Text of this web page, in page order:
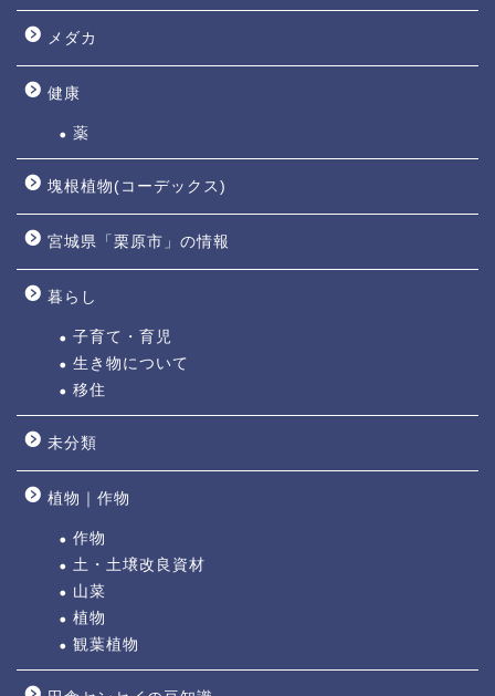
メダカ
健康
薬
塊根植物(コーデックス)
宮城県「栗原市」の情報
暮らし
子育て・育児
生き物について
移住
未分類
植物｜作物
作物
土・土壌改良資材
山菜
植物
観葉植物